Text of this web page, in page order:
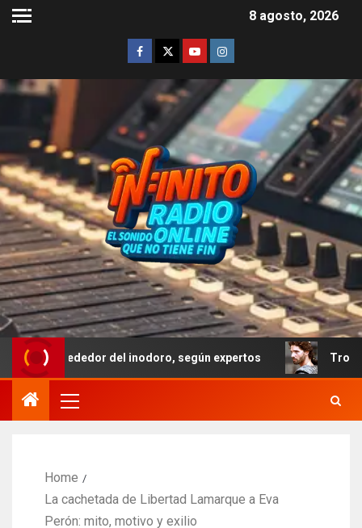
8 agosto, 2026
del inodoro, según expertos Troya: el error
Home
La cachetada de Libertad Lamarque a Eva
Perón: mito, motivo y exilio